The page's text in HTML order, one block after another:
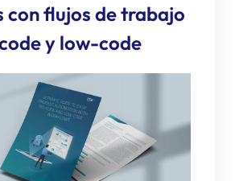
con flujos de trabajo
y low-code